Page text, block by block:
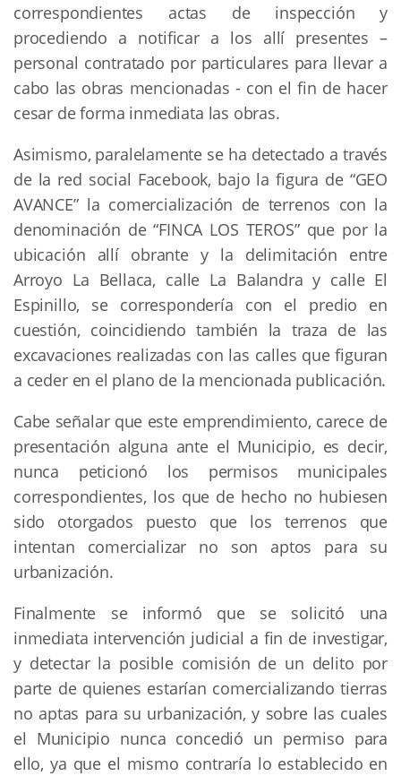
correspondientes actas de inspección y
procediendo a notificar a los allí presentes –
personal contratado por particulares para llevar a
cabo las obras mencionadas - con el fin de hacer
cesar de forma inmediata las obras.
Asimismo, paralelamente se ha detectado a través
de la red social Facebook, bajo la figura de “GEO
AVANCE” la comercialización de terrenos con la
denominación de “FINCA LOS TEROS” que por la
ubicación allí obrante y la delimitación entre
Arroyo La Bellaca, calle La Balandra y calle El
Espinillo, se correspondería con el predio en
cuestión, coincidiendo también la traza de las
excavaciones realizadas con las calles que figuran
a ceder en el plano de la mencionada publicación.
Cabe señalar que este emprendimiento, carece de
presentación alguna ante el Municipio, es decir,
nunca peticionó los permisos municipales
correspondientes, los que de hecho no hubiesen
sido otorgados puesto que los terrenos que
intentan comercializar no son aptos para su
urbanización.
Finalmente se informó que se solicitó una
inmediata intervención judicial a fin de investigar,
y detectar la posible comisión de un delito por
parte de quienes estarían comercializando tierras
no aptas para su urbanización, y sobre las cuales
el Municipio nunca concedió un permiso para
ello, ya que el mismo contraría lo establecido en